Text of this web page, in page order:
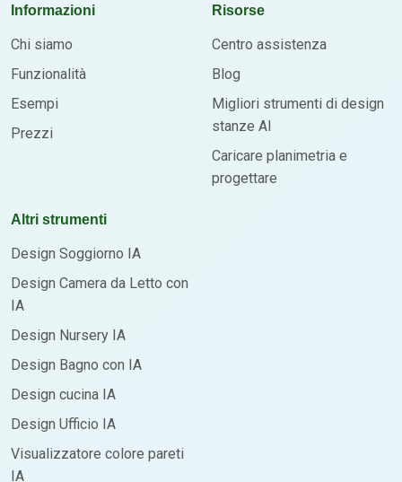
Informazioni
Chi siamo
Funzionalità
Esempi
Prezzi
Risorse
Centro assistenza
Blog
Migliori strumenti di design
stanze AI
Caricare planimetria e
progettare
Altri strumenti
Design Soggiorno IA
Design Camera da Letto con
IA
Design Nursery IA
Design Bagno con IA
Design cucina IA
Design Ufficio IA
Visualizzatore colore pareti
IA